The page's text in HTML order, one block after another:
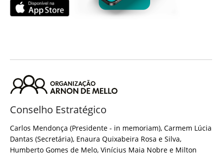
Conselho Estratégico
Carlos Mendonça (Presidente - in memoriam), Carmem Lúcia
Dantas (Secretária), Enaura Quixabeira Rosa e Silva,
Humberto Gomes de Melo, Vinícius Maia Nobre e Milton